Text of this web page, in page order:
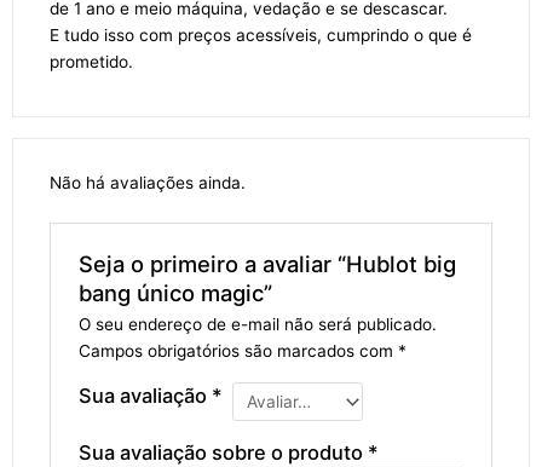
de 1 ano e meio máquina, vedação e se descascar.
E tudo isso com preços acessíveis, cumprindo o que é
prometido.
Não há avaliações ainda.
Seja o primeiro a avaliar “Hublot big
bang único magic”
O seu endereço de e-mail não será publicado.
Campos obrigatórios são marcados com *
Sua avaliação *
Sua avaliação sobre o produto *